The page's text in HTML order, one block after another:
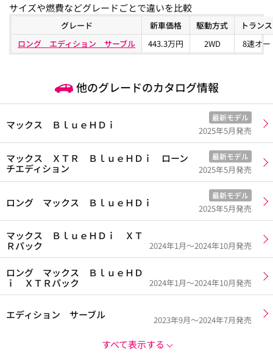
サイズや燃費などグレードごとで違いを比較
グレード 新車価格 駆動方式
トラン
ロング エディション サーブル
443.3万円 2WD 8速オ
他のグレードのカタログ情報
マックス ＢｌｕｅＨＤｉ
最新モデル
2025年5月発売
マックス ＸＴＲ ＢｌｕｅＨＤｉ ローン
チエディション
最新モデル
2025年5月発売
ロング マックス ＢｌｕｅＨＤｉ
最新モデル
2025年5月発売
マックス ＢｌｕｅＨＤｉ ＸＴ
Ｒパック
2024年1月～2024年10月発売
ロング マックス ＢｌｕｅＨＤ
ｉ ＸＴＲパック
2024年1月～2024年10月発売
エディション サーブル 2023年9月～2024年7月発売
すべて表示する